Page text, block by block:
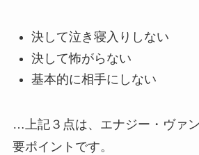
決して泣き寝入りしない
決して怖がらない
基本的に相手にしない
…上記３点は、 エナジー・ヴァ
要ポイント です。